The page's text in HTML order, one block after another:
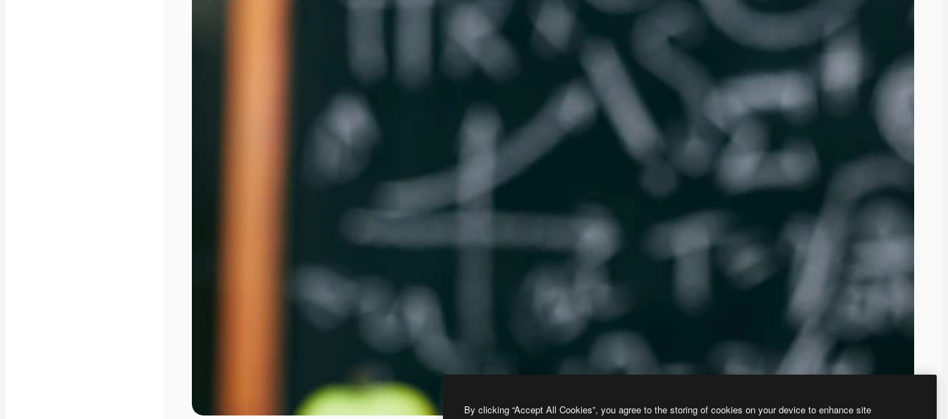
By clicking “Accept All Cookies”, you agree to the storing of cookies on your device to enhance site